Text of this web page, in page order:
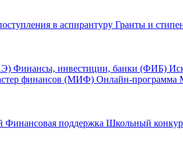
в аспирантуру Гранты и
Финансы, инвестиции, банки (ФИБ)
финансов (МИФ) Онлайн-
Финансовая поддержка Школьный